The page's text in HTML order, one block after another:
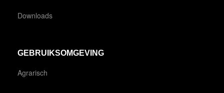
Downloads
GEBRUIKSOMGEVING
Agrarisch